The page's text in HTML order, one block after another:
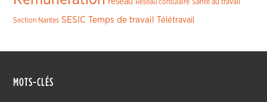
Réseau consulaire Santé au travail
Section Nantes SESIC Temps de travail Télétravail
MOTS-CLÉS